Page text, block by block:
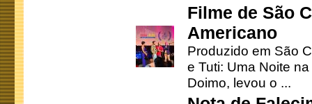
Filme de São
Americano
Produzido em São
e Tuti: Uma Noite
Doimo, levou o ...